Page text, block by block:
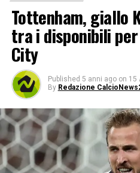
Tottenham, giallo
tra i disponibili
City
Published 5 anni ago on 15
By Redazione